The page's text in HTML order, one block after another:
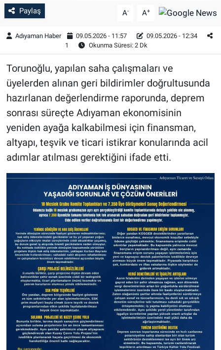
Paylaş A- A+
Adıyaman Haber 09.05.2026 - 11:57
09.05.2026 - 12:34
1
Okunma Süresi: 2 Dk
Torunoğlu, yapılan saha çalışmaları ve
üyelerden alınan geri bildirimler doğrultusunda
hazırlanan değerlendirme raporunda, deprem
sonrası süreçte Adıyaman ekonomisinin
yeniden ayağa kalkabilmesi için finansman,
altyapı, teşvik ve ticari istikrar konularında acil
adımlar atılması gerektiğini ifade etti.
Şambayat Haber